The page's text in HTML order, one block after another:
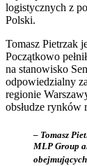
logistycznych z
Polski.
Tomasz Pietrzak
Początkowo
na stanowisko
odpowiedzialny
regionie
obsłudze rynków
– Tomasz
MLP Group
obejmujących